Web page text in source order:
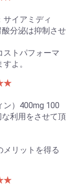
サイアミディ
分泌は抑制させ
ストパフォーマ
よ。
ン）400mg 100
利用をさせて頂
メリットを得る